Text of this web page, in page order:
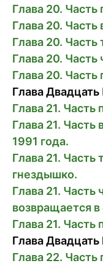
Глава 20.
Глава 20.
Глава 20.
Глава 20. Часть
Глава 20. Часть
Глава
Глава 21. Часть
Глава 21. Часть
1991 года.
Глава 21.
гнездышко.
Глава 21. Часть
возвращается
Глава 21. Часть
Глава Двадцать
Глава 22.